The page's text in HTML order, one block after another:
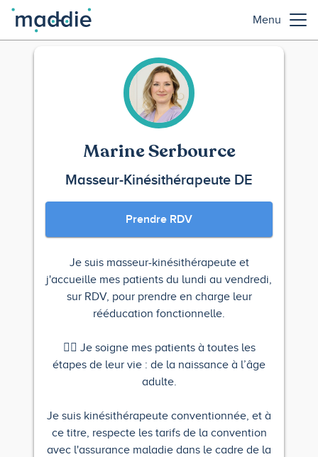
Menu
Marine Serbource
Masseur-Kinésithérapeute DE
Prendre RDV
Je suis masseur-kinésithérapeute et
j'accueille mes patients du lundi au vendredi,
sur RDV, pour prendre en charge leur
rééducation fonctionnelle.
🤸‍♂️ Je soigne mes patients à toutes les
étapes de leur vie : de la naissance à l’âge
adulte.
Je suis kinésithérapeute conventionnée, et à
ce titre, respecte les tarifs de la convention
avec l'assurance maladie dans le cadre de la